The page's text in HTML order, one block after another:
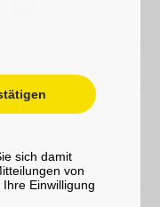
sich damit
von
Einwilligung